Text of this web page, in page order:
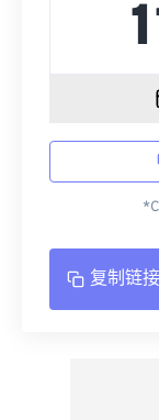
复制链接